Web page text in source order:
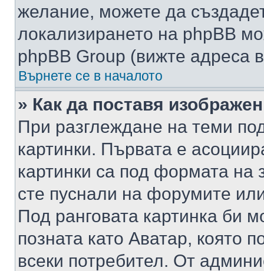
желание, можете да
локализирането на phpBB
phpBB Group (вижте адреса
Върнете се в началото
» Как да поставя
При разглеждане на теми
картинки. Първата е
картинки са под формата на
сте пуснали на форумите
Под ранговата картинка би
позната като Аватар, която
всеки потребител. От